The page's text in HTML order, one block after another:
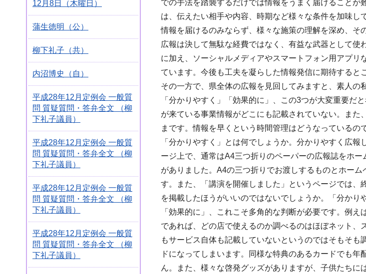
12月8日（木曜日）
蒲生徳明（公）
柳下礼子（共）
内沼博史（自）
平成28年12月定例会 一般質
問 質疑質問・答弁全文 （柳
下礼子議員）
平成28年12月定例会 一般質
問 質疑質問・答弁全文 （柳
下礼子議員）
平成28年12月定例会 一般質
問 質疑質問・答弁全文 （柳
下礼子議員）
平成28年12月定例会 一般質
問 質疑質問・答弁全文 （柳
下礼子議員）
での手法を踏襲するだけでは情報をうまく届けること
は、伝えたい相手や内容、時期など様々な条件を加味
情報を届けるのみならず、様々な施策の理解を深め、そ
広報は決して無駄な経費ではなく、有益な武器として
に加え、ソーシャルメディアやスマートフォン用アプ
ています。今後も工夫を凝らした情報発信に期待すると
その一方で、県全体の広報を見回してみますと、素人の
「分かりやすく」「効果的に」、この3つが大変重要だ
が来ている事業情報がどこにも記載されていない。ま
まです。情報を早くという時間管理はどうなっているの
「分かりやすく」とは何でしょうか。分かりやすく広
ージ上で、通常はA4三つ折りのペーパーの広報誌をホ
がありました。A4の三つ折りでお渡しするものとホー
す。また、「講演を開催しました」というページでは
を掲載したほうがいいのではないでしょうか。「分かり
「効果的に」、これこそ多角的な判断が必要です。例
であれば、どの店で使えるのか調べるのはほぼネット
もサービス自体も記載していないというのではそもそ
ドになってしまいます。同様な特典のあるカードでも
ん。また、様々な啓発グッズがありますが、子供たち